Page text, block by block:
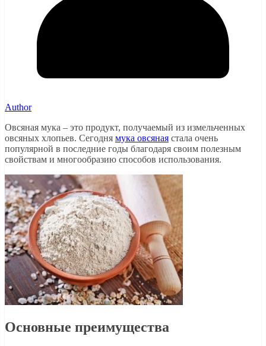
Author
Овсяная мука – это продукт, получаемый из измельченных
овсяных хлопьев. Сегодня мука овсяная стала очень
популярной в последние годы благодаря своим полезным
свойствам и многообразию способов использования.
Основные преимущества